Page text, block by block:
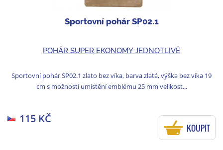
Sportovní pohár SP02.1
POHÁR SUPER EKONOMY JEDNOTLIVĚ
Sportovní pohár SP02.1 zlato bez víka, barva zlatá, výška bez víka 19
cm s možností umístění emblému 25 mm velikost...
115 KČ
KOUPIT